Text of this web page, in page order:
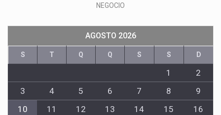
NEGOCIO
AGOSTO 2026
S T Q Q S S D
1
2
3
4 5 6 7 8
9
10
11 12 13 14 15
16